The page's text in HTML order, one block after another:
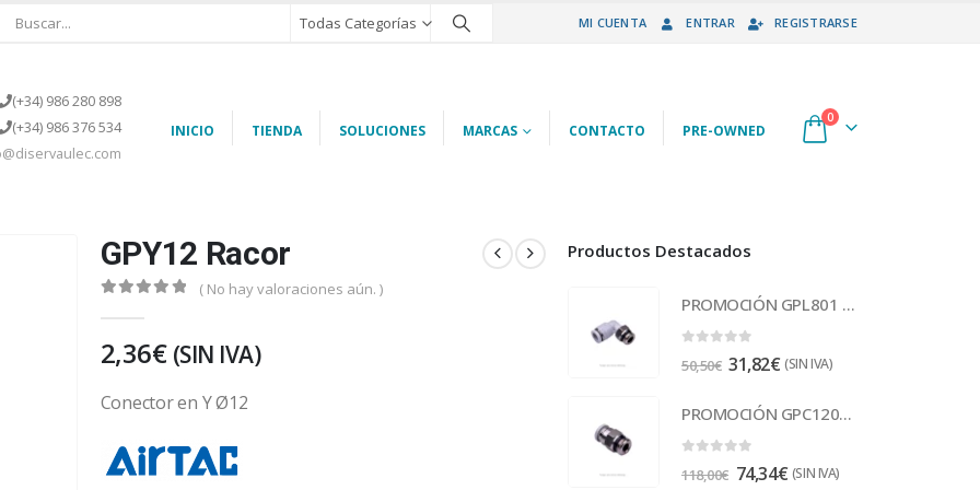
Todas Categorías MI CUENTA ENTRAR REGISTRARSE
(+34) 986 280 898
(+34) 986 376 534
INICIO TIENDA SOLUCIONES MARCAS CONTACTO PRE-OWNED
0
GPY12 Racor
( No hay valoraciones aún. )
2,36€ (SIN IVA)
Conector en Y Ø12
Productos Destacados
PROMOCIÓN GPL801 Racor
50,50€ 31,82€ (SIN IVA)
PROMOCIÓN GPC1202 Racor
118,00€ 74,34€ (SIN IVA)